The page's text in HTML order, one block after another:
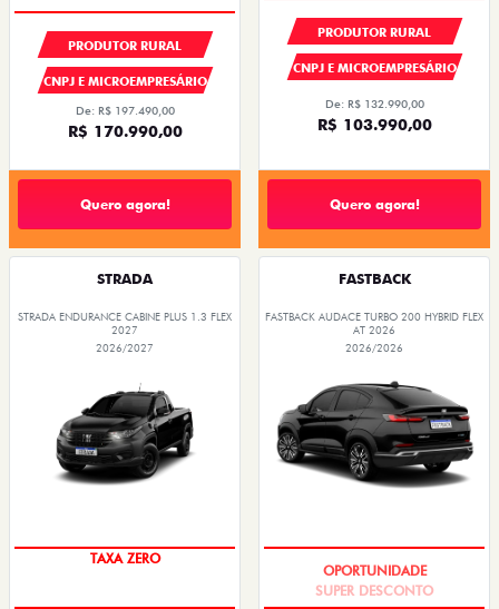
PRODUTOR RURAL
CNPJ E MICROEMPRESÁRIO
De: R$ 197.490,00
R$ 170.990,00
Quero agora!
PRODUTOR RURAL
CNPJ E MICROEMPRESÁRIO
De: R$ 132.990,00
R$ 103.990,00
Quero agora!
STRADA
STRADA ENDURANCE CABINE PLUS 1.3 FLEX
2027
2026/2027
TAXA ZERO
FASTBACK
FASTBACK AUDACE TURBO 200 HYBRID FLEX
AT 2026
2026/2026